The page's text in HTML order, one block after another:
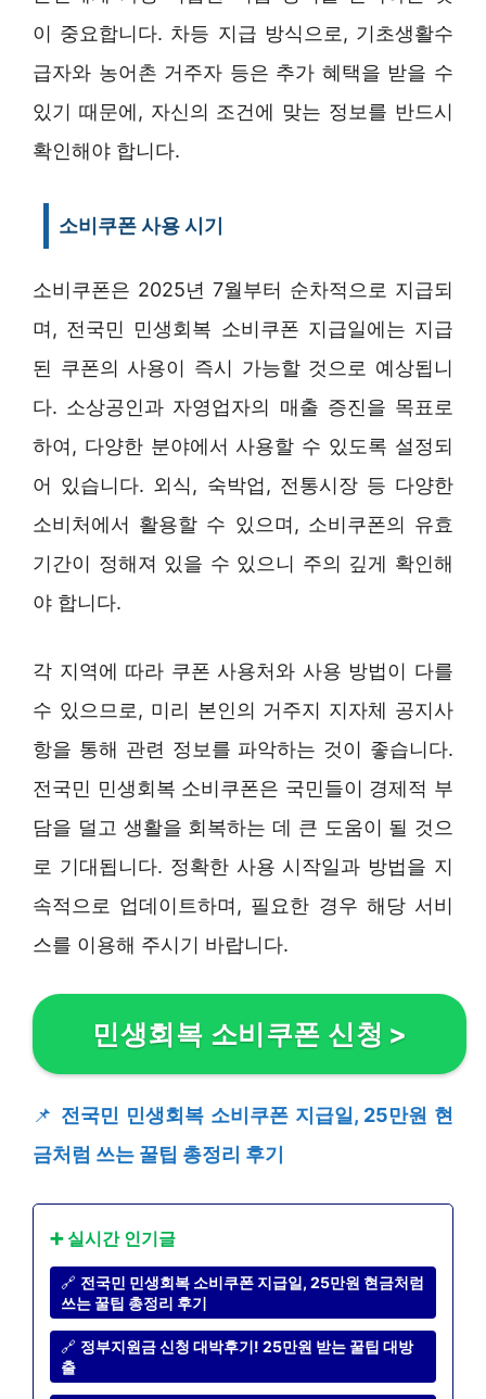
이 중요합니다. 차등 지급 방식으로, 기초생활수
급자와 농어촌 거주자 등은 추가 혜택을 받을 수
있기 때문에, 자신의 조건에 맞는 정보를 반드시
확인해야 합니다.
소비쿠폰 사용 시기
소비쿠폰은 2025년 7월부터 순차적으로 지급되
며, 전국민 민생회복 소비쿠폰 지급일에는 지급
된 쿠폰의 사용이 즉시 가능할 것으로 예상됩니
다. 소상공인과 자영업자의 매출 증진을 목표로
하여, 다양한 분야에서 사용할 수 있도록 설정되
어 있습니다. 외식, 숙박업, 전통시장 등 다양한
소비처에서 활용할 수 있으며, 소비쿠폰의 유효
기간이 정해져 있을 수 있으니 주의 깊게 확인해
야 합니다.
각 지역에 따라 쿠폰 사용처와 사용 방법이 다를
수 있으므로, 미리 본인의 거주지 지자체 공지사
항을 통해 관련 정보를 파악하는 것이 좋습니다.
전국민 민생회복 소비쿠폰은 국민들이 경제적 부
담을 덜고 생활을 회복하는 데 큰 도움이 될 것으
로 기대됩니다. 정확한 사용 시작일과 방법을 지
속적으로 업데이트하며, 필요한 경우 해당 서비
스를 이용해 주시기 바랍니다.
민생회복 소비쿠폰 신청 >
📌 전국민 민생회복 소비쿠폰 지급일, 25만원 현
금처럼 쓰는 꿀팁 총정리 후기
➕ 실시간 인기글
🔗 전국민 민생회복 소비쿠폰 지급일, 25만원 현금처럼
쓰는 꿀팁 총정리 후기
🔗 정부지원금 신청 대박후기! 25만원 받는 꿀팁 대방
출